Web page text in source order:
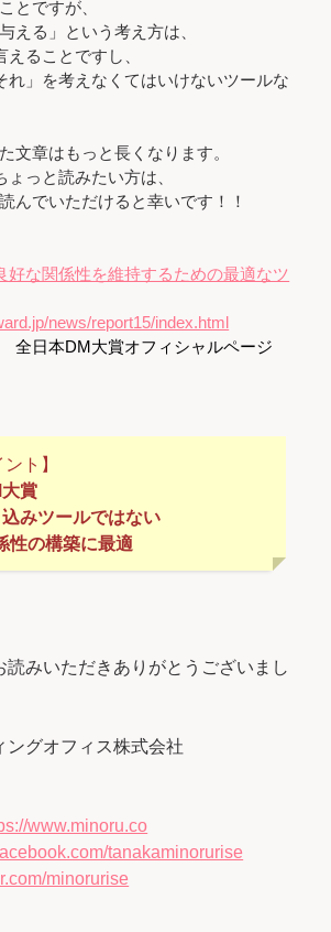
とですが、
える」という考え方は、
ることですし、
れ」を考えなくてはいけないツールな
文章はもっと長くなります。
っと読みたい方は、
んでいただけると幸いです！！
好な関係性を維持するための最適なツ
news/report15/index.html
全日本DM大賞オフィシャルページ
ト】
賞
みツールではない
性の構築に最適
読みいただきありがとうございまし
ングオフィス株式会社
www.minoru.co
tanakaminorurise
minorurise